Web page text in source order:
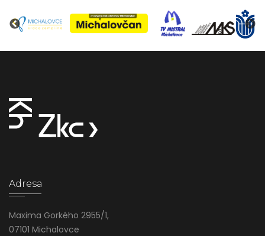
Adresa
Maxima Gorkého 2955/1,
07101 Michalovce